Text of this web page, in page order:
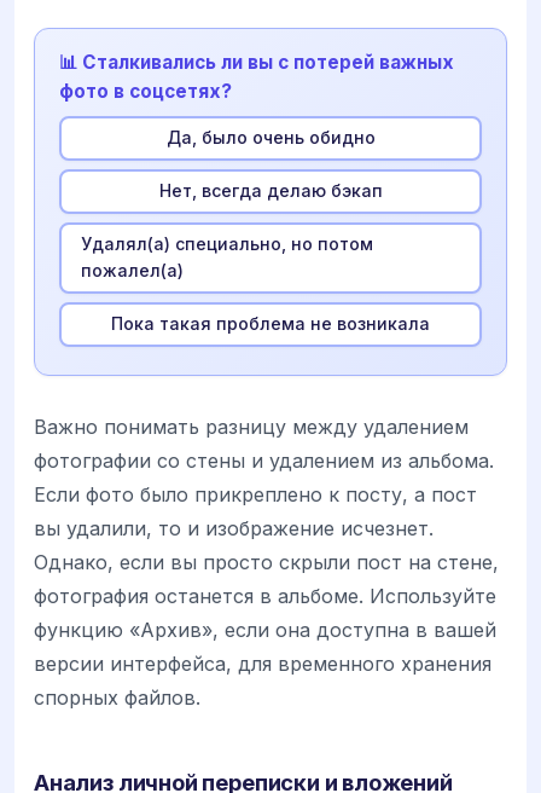
📊 Сталкивались ли вы с потерей важных
фото в соцсетях?
Да, было очень обидно
Нет, всегда делаю бэкап
Удалял(а) специально, но потом
пожалел(а)
Пока такая проблема не возникала
Важно понимать разницу между удалением
фотографии со стены и удалением из альбома.
Если фото было прикреплено к посту, а пост
вы удалили, то и изображение исчезнет.
Однако, если вы просто скрыли пост на стене,
фотография останется в альбоме. Используйте
функцию «Архив», если она доступна в вашей
версии интерфейса, для временного хранения
спорных файлов.
Анализ личной переписки и вложений